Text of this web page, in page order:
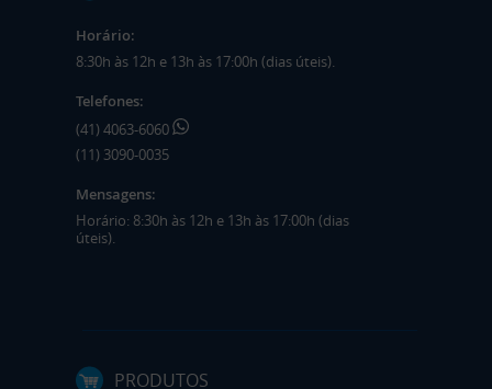
Horário:
8:30h às 12h e 13h às 17:00h (dias úteis).
Telefones:
(41) 4063-6060
(11) 3090-0035
Mensagens:
Horário: 8:30h às 12h e 13h às 17:00h (dias
úteis).
PRODUTOS